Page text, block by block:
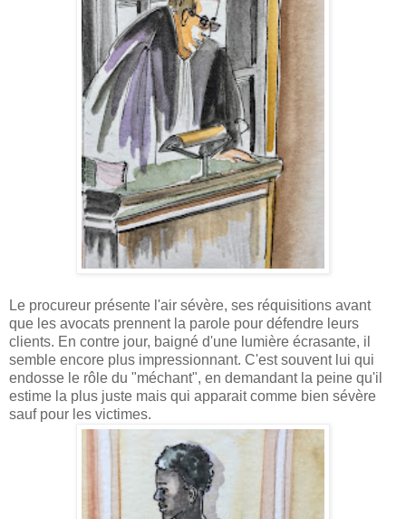
Le procureur présente l'air sévère, ses réquisitions avant
que les avocats prennent la parole pour défendre leurs
clients. En contre jour, baigné d'une lumière écrasante, il
semble encore plus impressionnant. C'est souvent lui qui
endosse le rôle du "méchant", en demandant la peine qu'il
estime la plus juste mais qui apparait comme bien sévère
sauf pour les victimes.